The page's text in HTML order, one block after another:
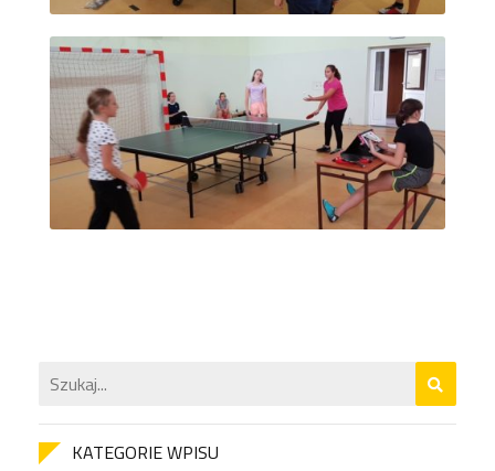
KATEGORIE WPISU